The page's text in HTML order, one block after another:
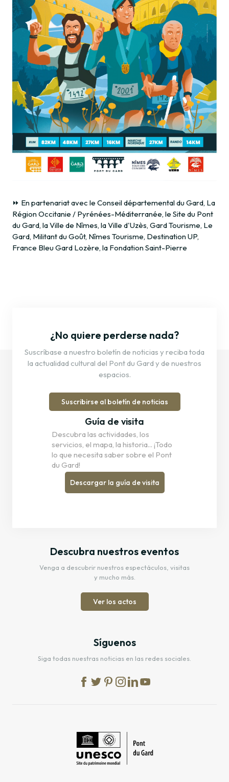
⏩ En partenariat avec le Conseil départemental du Gard, La
Région Occitanie / Pyrénées-Méditerranée, le Site du Pont
du Gard, la Ville de Nîmes, la Ville d'Uzès, Gard Tourisme, Le
Gard, Militant du Goût, Nîmes Tourisme, Destination UP,
France Bleu Gard Lozère, la Fondation Saint-Pierre
¿No quiere perderse nada?
Suscríbase a nuestro boletín de noticias y reciba toda
la actualidad cultural del Pont du Gard y de nuestros
espacios.
Suscribirse al boletín de noticias
Guía de visita
Descubra las actividades, los
servicios, el mapa, la historia... ¡Todo
lo que necesita saber sobre el Pont
du Gard!
Descargar la guía de visita
Descubra nuestros eventos
Venga a descubrir nuestros espectáculos, visitas
y mucho más.
Ver los actos
Síguenos
Siga todas nuestras noticias en las redes sociales.